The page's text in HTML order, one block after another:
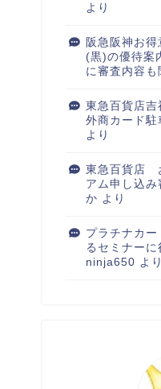
より
阪急阪神お
(黒)の優待案
に審査内容も
東急百貨店
外商カード駐
より
東急百貨店
アム申し込
か より
プラチナカー
るセミナー
ninja650 より